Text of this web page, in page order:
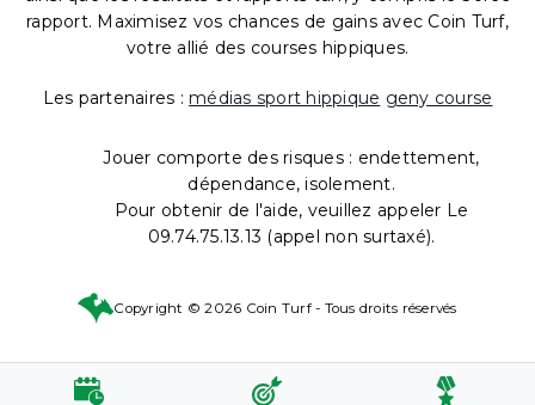
rapport. Maximisez vos chances de gains avec Coin Turf,
votre allié des courses hippiques.
Les partenaires : médias sport hippique geny course
Jouer comporte des risques : endettement,
dépendance, isolement.
Pour obtenir de l'aide, veuillez appeler Le
09.74.75.13.13 (appel non surtaxé).
Copyright © 2026 Coin Turf - Tous droits réservés